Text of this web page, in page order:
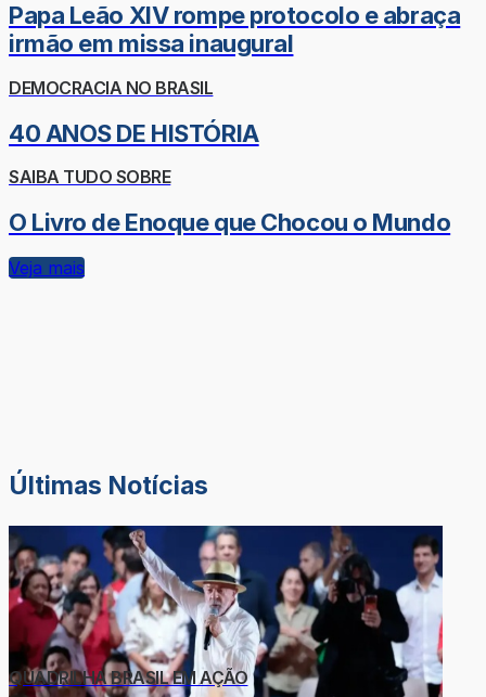
Papa Leão XIV rompe protocolo e abraça
irmão em missa inaugural
DEMOCRACIA NO BRASIL
40 ANOS DE HISTÓRIA
SAIBA TUDO SOBRE
O Livro de Enoque que Chocou o Mundo
Veja mais
Últimas Notícias
QUADRILHA BRASIL EM AÇÃO